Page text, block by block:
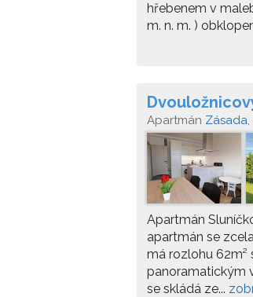
hřebenem v
m. n. m. )
Apartmán Zásada
Apartmán
apartmán se
má rozlohu 62m²
panoramatickým
se skládá ze...